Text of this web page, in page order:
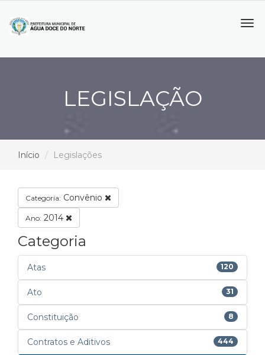
LEGISLAÇÃO
Início Legislações
Categoria: Convênio
Ano: 2014
Categoria
Atas 120
Ato 31
Constituição 8
Contratos e Aditivos 444